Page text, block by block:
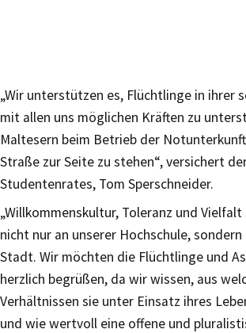
„Wir unterstützen es, Flüchtlinge in ihrer
mit allen uns möglichen Kräften zu
Maltesern beim Betrieb der
Straße zur Seite zu stehen“, versichert
Studentenrates, Tom Sperschneider.
„Willkommenskultur, Toleranz und
nicht nur an unserer Hochschule,
Stadt. Wir möchten die Flüchtlinge und
herzlich begrüßen, da wir wissen, aus
Verhältnissen sie unter Einsatz ihres
und wie wertvoll eine offene und